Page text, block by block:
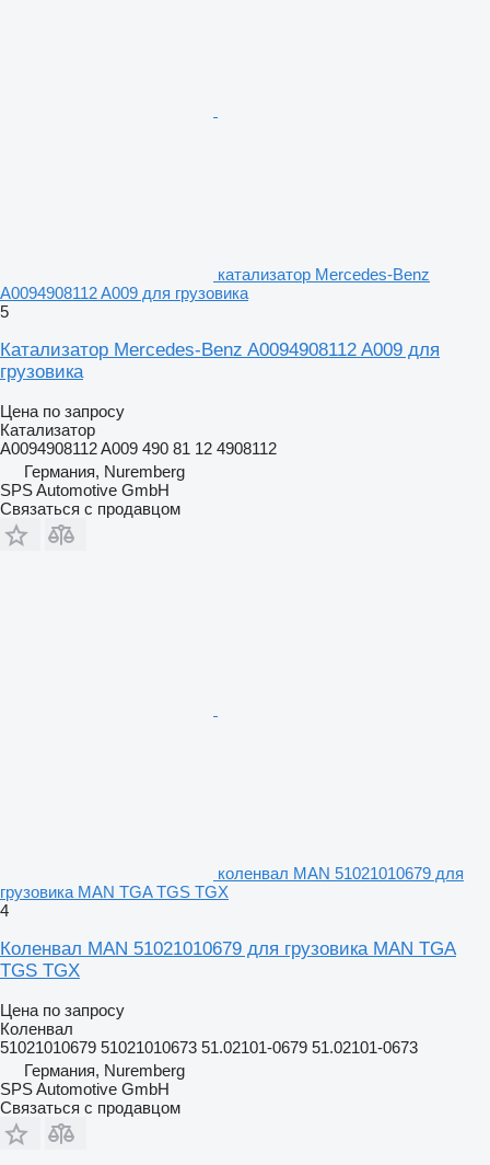
катализатор Mercedes-Benz
A0094908112 A009 для грузовика
5
Катализатор Mercedes-Benz A0094908112 A009 для
грузовика
Цена по запросу
Катализатор
A0094908112 A009 490 81 12 4908112
Германия, Nuremberg
SPS Automotive GmbH
Связаться с продавцом
коленвал MAN 51021010679 для
грузовика MAN TGA TGS TGX
4
Коленвал MAN 51021010679 для грузовика MAN TGA
TGS TGX
Цена по запросу
Коленвал
51021010679 51021010673 51.02101-0679 51.02101-0673
Германия, Nuremberg
SPS Automotive GmbH
Связаться с продавцом